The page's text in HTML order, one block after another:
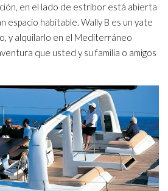
en el lado de estribor está abierta
espacio habitable. Wally B es un yate
y alquilarlo en el Mediterráneo
que usted y su familia o amigos